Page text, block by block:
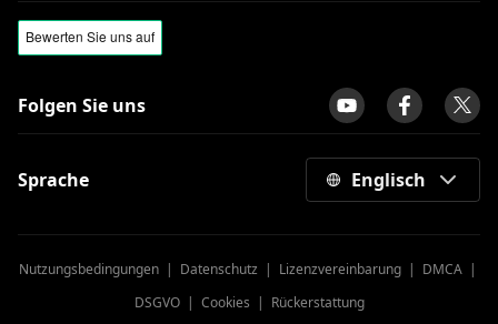
Folgen Sie uns
Sprache Englisch
Nutzungsbedingungen| Datenschutz | Lizenzvereinbarung| DMCA|
DSGVO| Cookies | Rückerstattung